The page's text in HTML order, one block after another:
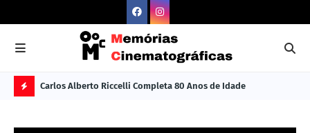
L
Carlos Alberto Riccelli Completa 80 Anos de Idade